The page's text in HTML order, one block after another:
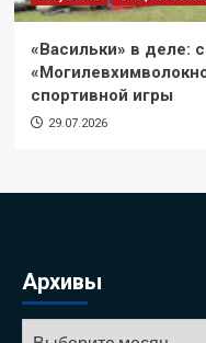
«Васильки» в деле:
спортивной игры
29.07.2026
Архивы
Архивы